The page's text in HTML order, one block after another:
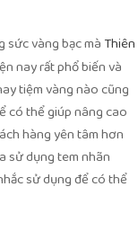
sức vàng bạc mà Thiên
nay rất phổ biến và
tiệm vàng nào cũng
có thể giúp nâng cao
hàng yên tâm hơn
sử dụng tem nhãn
sử dụng để có thể